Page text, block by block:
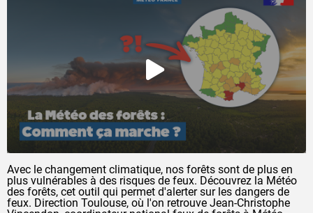
Avec le changement climatique, nos forêts sont de plus en
plus vulnérables à des risques de feux. Découvrez la Météo
des forêts, cet outil qui permet d'alerter sur les dangers de
feux. Direction Toulouse, où l'on retrouve Jean-Christophe